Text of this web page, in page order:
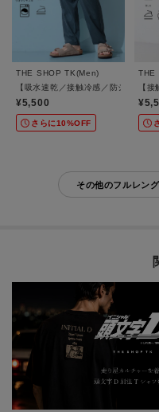
THE SHOP TK(Men)
【吸水速乾／接触冷感／防シワ／
¥5,500
さらに10%OFF
THE
【
その他のフルレン